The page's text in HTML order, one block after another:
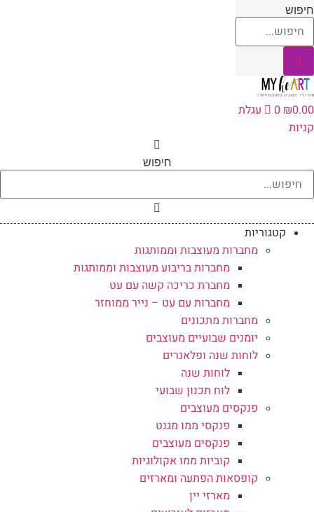
דלג
לתוכן
חיפוש
₪0.00
0
עגלת
קניות
חיפוש
קטגוריות
מחברות מעוצבות וממותגות
מחברות בריבוע מעוצבות וממותגות
מחברת כריכה קשה עם עט
מחברות עם עט – נייר ממוחזר
מחברות מתכונים
יומנים שבועיים מעוצבים
לוחות שנה ופלאנרים
לוחות שנה
לוח תכנון שבועי
פנקסים מעוצבים
פנקסי ממו מגנט
פנקסים מעוצבים
קוביות ממו אקולוגיות
קופסאות הפתעה ומארזים
מארזי יין